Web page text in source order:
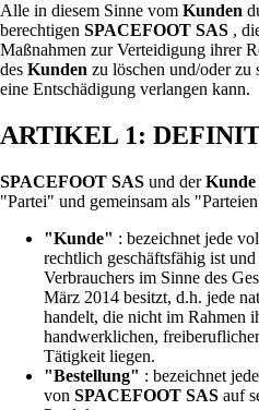
Alle in diesem Sinne vom Kunden
berechtigen SPACEFOOT SAS ,
Maßnahmen zur Verteidigung ihrer
des Kunden zu löschen und/oder zu
eine Entschädigung verlangen kann.
ARTIKEL 1:
SPACEFOOT SAS und derKunde
"Partei" und gemeinsam als
"Kunde" : bezeichnet jede
rechtlich geschäftsfähig ist
Verbrauchers im Sinne des
März 2014 besitzt, d.h. jede
handelt, die nicht im Rahmen
handwerklichen,
Tätigkeit liegen.
"Bestellung" : bezeichnet
von SPACEFOOT SAS auf